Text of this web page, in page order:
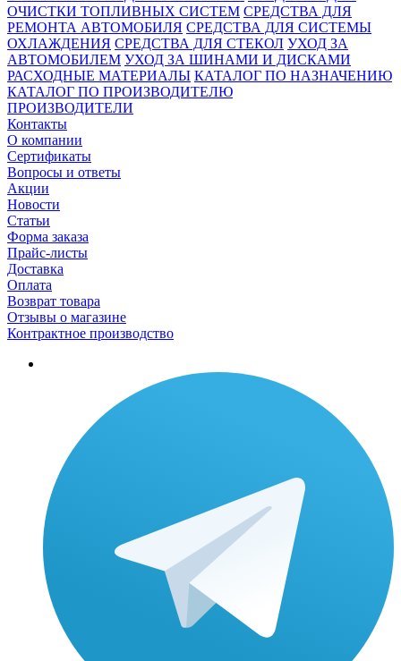
ОЧИСТКИ ТОПЛИВНЫХ СИСТЕМ СРЕДСТВА ДЛЯ
РЕМОНТА АВТОМОБИЛЯ СРЕДСТВА ДЛЯ СИСТЕМЫ
ОХЛАЖДЕНИЯ СРЕДСТВА ДЛЯ СТЕКОЛ УХОД ЗА
АВТОМОБИЛЕМ УХОД ЗА ШИНАМИ И ДИСКАМИ
РАСХОДНЫЕ МАТЕРИАЛЫ КАТАЛОГ ПО НАЗНАЧЕНИЮ
КАТАЛОГ ПО ПРОИЗВОДИТЕЛЮ
ПРОИЗВОДИТЕЛИ
Контакты
О компании
Сертификаты
Вопросы и ответы
Акции
Новости
Статьи
Форма заказа
Прайс-листы
Доставка
Оплата
Возврат товара
Отзывы о магазине
Контрактное производство